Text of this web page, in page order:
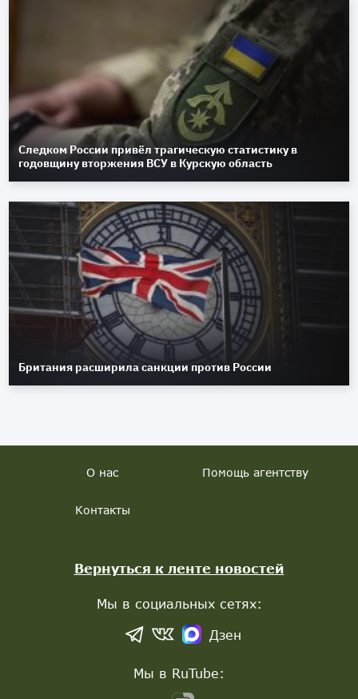
Следком России привёл трагическую статистику в
годовщину вторжения ВСУ в Курскую область
Британия расширила санкции против России
О нас Помощь агентству
Контакты
Вернуться к ленте новостей
Мы в социальных сетях:
Дзен
Мы в RuTube: